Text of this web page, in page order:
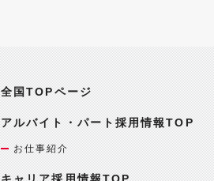
全国TOPページ
アルバイト・パート採用情報TOP
お仕事紹介
キャリア採用情報TOP